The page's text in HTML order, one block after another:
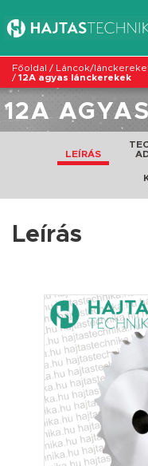
Főoldal / Láncok/
/ 12A agyas lánckerekek
12A
LEÍRÁS
Leírás